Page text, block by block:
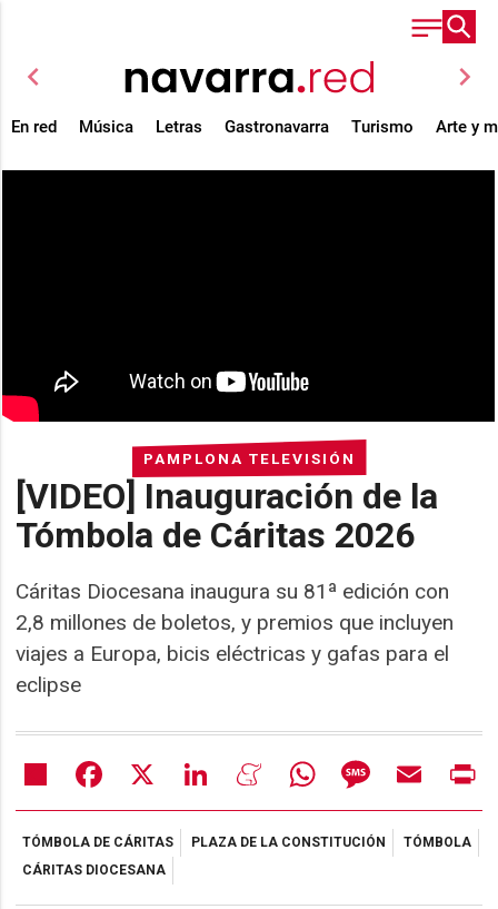
chevron_left chevron_right
En red Música Letras Gastronavarra Turismo Arte y
PAMPLONA TELEVISIÓN
[VIDEO] Inauguración de la
Tómbola de Cáritas 2026
Cáritas Diocesana inaugura su 81ª edición con
2,8 millones de boletos, y premios que incluyen
viajes a Europa, bicis eléctricas y gafas para el
eclipse
Share Facebook LinkedIn MeneameWhatsAppMessageEmail
TÓMBOLA DE CÁRITAS PLAZA DE LA CONSTITUCIÓN
TÓMBOLA
CÁRITAS DIOCESANA